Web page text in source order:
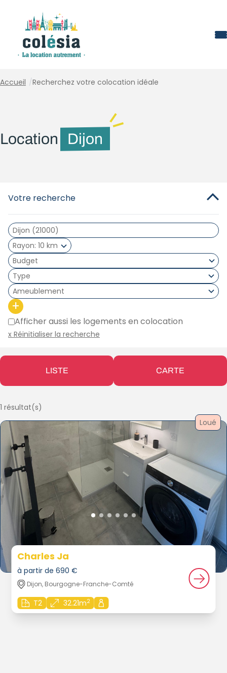
Accueil /Recherchez votre colocation idéale
Location Dijon
Votre recherche
Rayon 10 km
Type
Ameublement
+
Afficher aussi les logements en colocation
x Réinitialiser la recherche
LISTE CARTE
1 résultat(s)
Loué
Charles Ja
à partir de 690 €
Dijon, Bourgogne-Franche-Comté
T2 32.21m2